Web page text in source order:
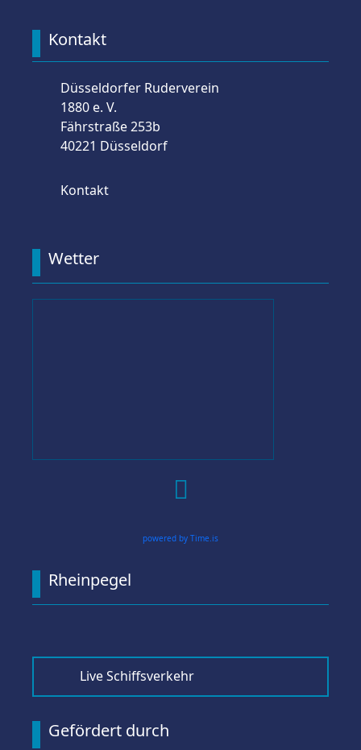
Kontakt
Düsseldorfer Ruderverein
1880 e. V.
Fährstraße 253b
40221 Düsseldorf
Kontakt
Wetter

powered by Time.is
Rheinpegel
Live Schiffsverkehr
Gefördert durch